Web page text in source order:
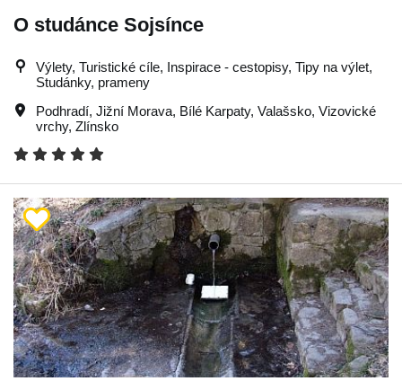
O studánce Sojsínce
Výlety, Turistické cíle, Inspirace - cestopisy, Tipy na výlet,
Studánky, prameny
Podhradí, Jižní Morava, Bílé Karpaty, Valašsko, Vizovické
vrchy, Zlínsko